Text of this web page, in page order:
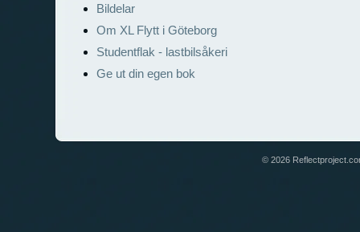
Bildelar
Om XL Flytt i Göteborg
Studentflak - lastbilsåkeri
Ge ut din egen bok
© 2026